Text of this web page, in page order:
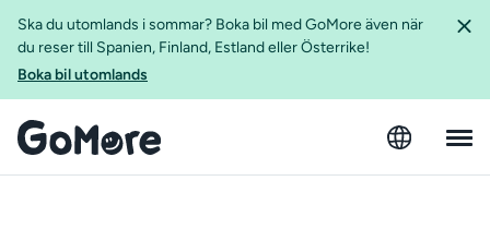
Ska du utomlands i sommar? Boka bil med GoMore även när
du reser till Spanien, Finland, Estland eller Österrike!
Boka bil utomlands